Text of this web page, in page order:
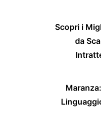
Scopri i
da